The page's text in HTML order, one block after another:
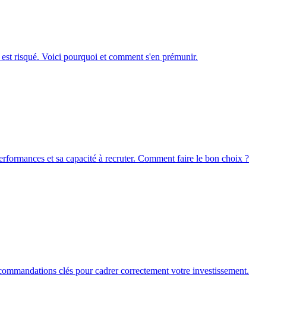
risqué. Voici pourquoi et comment s'en prémunir.
et sa capacité à recruter. Comment faire le bon choix ?
clés pour cadrer correctement votre investissement.